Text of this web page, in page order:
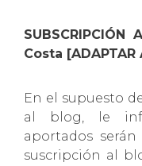
Costa [ADAPTAR
En el supuesto
al blog, le
aportados
suscripción al